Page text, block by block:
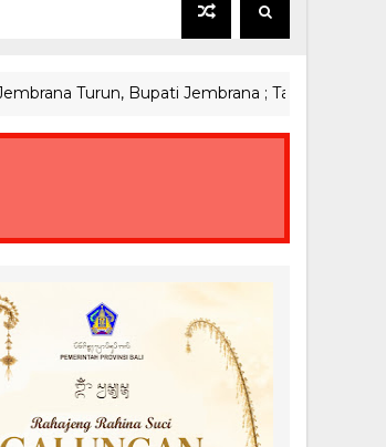
Turun, Bupati Jembrana ; Tahap 2 Kita